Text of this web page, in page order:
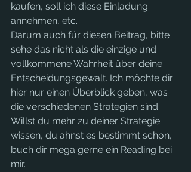
kaufen, soll ich diese Einladung
annehmen, etc.
Darum auch für diesen Beitrag, bitte
sehe das nicht als die einzige und
vollkommene Wahrheit über deine
Entscheidungsgewalt. Ich möchte dir
hier nur einen Überblick geben, was
die verschiedenen Strategien sind.
Willst du mehr zu deiner Strategie
wissen, du ahnst es bestimmt schon,
buch dir mega gerne ein Reading bei
mir.